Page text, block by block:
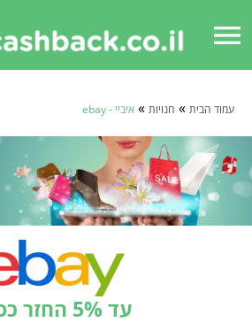
menu
עמוד הבית » חנויות » איביי - ebay
עד 5% החזר כספי